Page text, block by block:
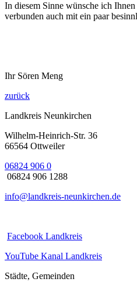
In diesem Sinne wünsche ich
verbunden auch mit ein paar
Ihr Sören Meng
zurück
Landkreis Neunkirchen
Wilhelm-Heinrich-Str. 36
66564 Ottweiler
06824 906 0
06824 906 1288
info@landkreis-neunkirchen.de
Facebook Landkreis
YouTube Kanal Landkreis
Städte, Gemeinden